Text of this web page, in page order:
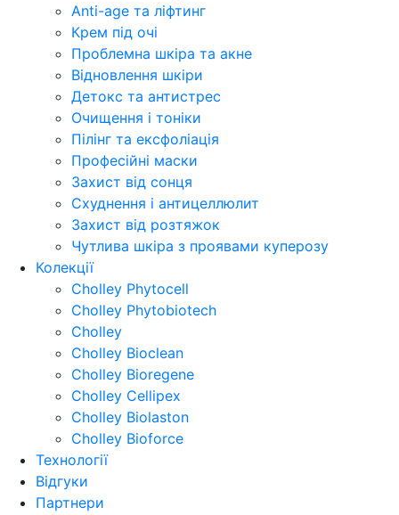
Anti-age та ліфтинг
Крем під очі
Проблемна шкіра та акне
Відновлення шкіри
Детокс та антистрес
Очищення і тоніки
Пілінг та ексфоліація
Професійні маски
Захист від сонця
Схуднення і антицеллюлит
Захист від розтяжок
Чутлива шкіра з проявами куперозу
Колекції
Cholley Phytocell
Cholley Phytobiotech
Cholley
Cholley Bioclean
Cholley Bioregene
Cholley Cellipex
Cholley Biolaston
Cholley Bioforce
Технології
Відгуки
Партнери